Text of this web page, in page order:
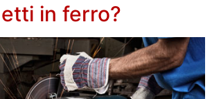
in ferro?